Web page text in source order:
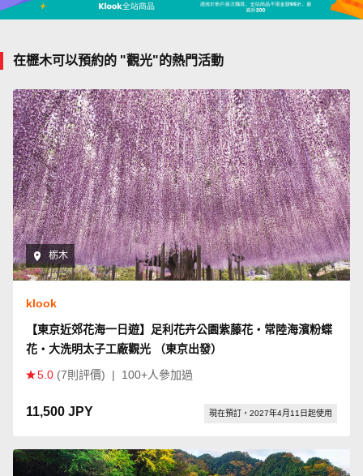
在櫪木可以預約的 "觀光"的熱門活動
栃木
klook
【東京近郊花海一日遊】足利花卉公園紫藤花・常陸海濱粉蝶
花・大洗明太子工廠觀光 （東京出發）
5.0 (7則評價) | 100+人參加過
11,500 JPY 現在預訂，2027年4月11日起使用